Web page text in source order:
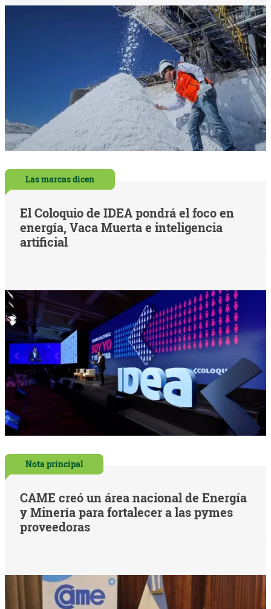
Las marcas dicen
El Coloquio de IDEA pondrá el foco en
energía, Vaca Muerta e inteligencia
artificial
Nota principal
CAME creó un área nacional de Energía
y Minería para fortalecer a las pymes
proveedoras